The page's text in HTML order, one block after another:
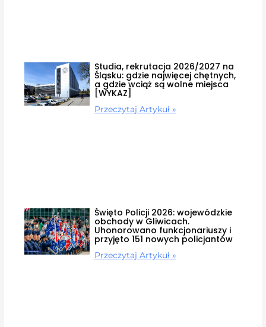
Studia, rekrutacja 2026/2027 na
Śląsku: gdzie najwięcej chętnych,
a gdzie wciąż są wolne miejsca
[WYKAZ]
Przeczytaj Artykuł »
Święto Policji 2026: wojewódzkie
obchody w Gliwicach.
Uhonorowano funkcjonariuszy i
przyjęto 151 nowych policjantów
Przeczytaj Artykuł »